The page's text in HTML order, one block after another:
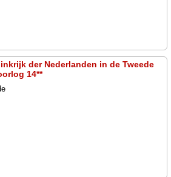
der Nederlanden in de Tweede
14**